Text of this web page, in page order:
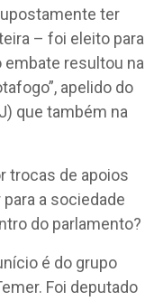
ter
– foi eleito para
embate resultou na
apelido do
que também na
trocas de apoios
a sociedade
do parlamento?
é do grupo
Foi deputado